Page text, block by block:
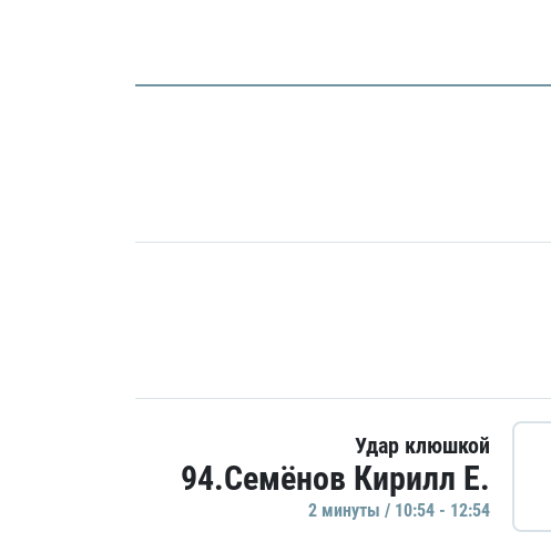
Удар клюшкой
94.Семёнов Кирилл Е.
2 минуты / 10:54 - 12:54